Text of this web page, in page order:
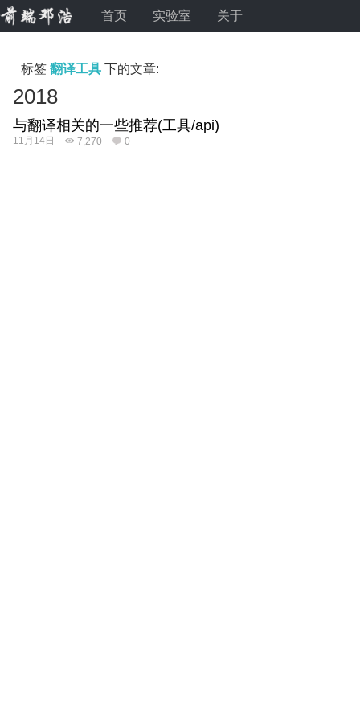
首页 实验室 关于
标签 翻译工具 下的文章:
2018
与翻译相关的一些推荐(工具/api)
11月14日 7,270 0